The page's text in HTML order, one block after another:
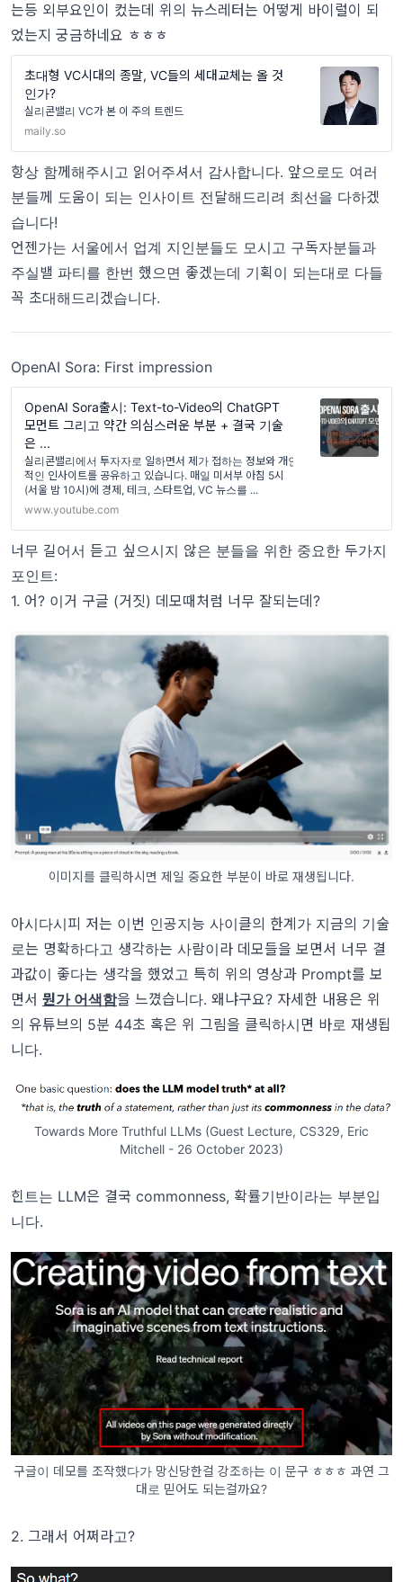
는등 외부요인이 컸는데 위의 뉴스레터는 어떻게 바이럴이 되
었는지 궁금하네요 ㅎㅎㅎ
초대형 VC시대의 종말, VC들의 세대교체는 올 것
인가?
실리콘밸리 VC가 본 이 주의 트렌드
maily.so
항상 함께해주시고 읽어주셔서 감사합니다. 앞으로도 여러
분들께 도움이 되는 인사이트 전달해드리려 최선을 다하겠
습니다!
언젠가는 서울에서 업계 지인분들도 모시고 구독자분들과
주실밸 파티를 한번 했으면 좋겠는데 기획이 되는대로 다들
꼭 초대해드리겠습니다.
OpenAI Sora: First impression
OpenAI Sora출시: Text-to-Video의 ChatGPT
모먼트 그리고 약간 의심스러운 부분 + 결국 기술
은 ...
실리콘밸리에서 투자자로 일하면서 제가 접하는 정보와 개인
적인 인사이트를 공유하고 있습니다. 매일 미서부 아침 5시
(서울 밤 10시)에 경제, 테크, 스타트업, VC 뉴스를 ...
www.youtube.com
너무 길어서 듣고 싶으시지 않은 분들을 위한 중요한 두가지
포인트:
1. 어? 이거 구글 (거짓) 데모때처럼 너무 잘되는데?
이미지를 클릭하시면 제일 중요한 부분이 바로 재생됩니다.
아시다시피 저는 이번 인공지능 사이클의 한계가 지금의 기술
로는 명확하다고 생각하는 사람이라 데모들을 보면서 너무 결
과값이 좋다는 생각을 했었고 특히 위의 영상과 Prompt를 보
면서 뭔가 어색함을 느꼈습니다. 왜냐구요? 자세한 내용은 위
의 유튜브의 5분 44초 혹은 위 그림을 클릭하시면 바로 재생됩
니다.
Towards More Truthful LLMs (Guest Lecture, CS329, Eric
Mitchell - 26 October 2023)
힌트는 LLM은 결국 commonness, 확률기반이라는 부분입
니다.
구글이 데모를 조작했다가 망신당한걸 강조하는 이 문구 ㅎㅎㅎ 과연 그
대로 믿어도 되는걸까요?
2. 그래서 어쩌라고?